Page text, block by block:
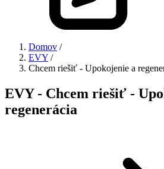
Domov /
EVY /
Chcem riešiť - Upokojenie a
EVY - Chcem riešiť -
regenerácia